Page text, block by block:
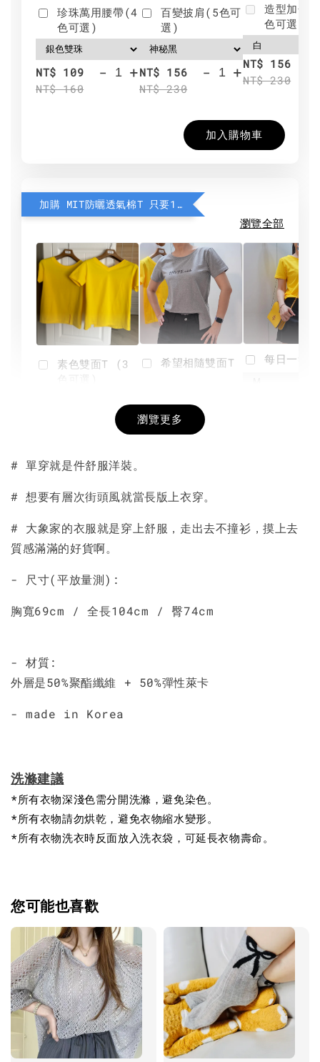
珍珠萬用腰帶(4
色可選)
NT$ 109
NT$ 160
- +
百變披肩(5色可
選)
NT$ 156
NT$ 230
- +
造型加分
色可選)
NT$ 156
NT$ 230
加入購物車
加購 MIT防曬透氣棉T 只要190元
瀏覽全部
素色雙面T (3
+
希望相隨雙面T
NT$ 190
-
每日一笑
瀏覽更多
# 單穿就是件舒服洋裝。
# 想要有層次街頭風就當長版上衣穿。
# 大象家的衣服就是穿上舒服，走出去不撞衫，摸上去
質感滿滿的好貨啊。
- 尺寸(平放量測):
胸寬69cm / 全長104cm / 臀74cm
- 材質:
外層是50%聚酯纖維 + 50%彈性萊卡
- made in Korea
洗滌建議
*所有衣物深淺色需分開洗滌，避免染色。
*所有衣物請勿烘乾，避免衣物縮水變形。
*所有衣物洗衣時反面放入洗衣袋，可延長衣物壽命。
您可能也喜歡